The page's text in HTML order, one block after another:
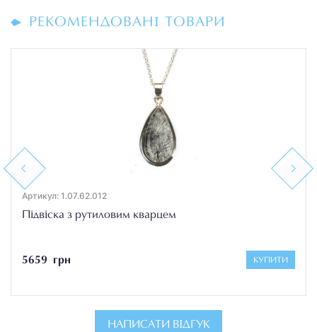
РЕКОМЕНДОВАНІ ТОВАРИ
Previous
Артикул: 1.07.62.012
Підвіска з рутиловим кварцем
5659 грн КУПИТИ
Next
НАПИСАТИ ВІДГУК